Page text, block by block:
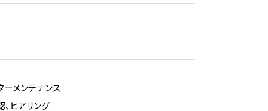
メンテナンス
ヒアリング